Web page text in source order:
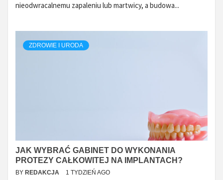
nieodwracalnemu zapaleniu lub martwicy, a budowa...
ZDROWIE I URODA
JAK WYBRAĆ GABINET DO WYKONANIA
PROTEZY CAŁKOWITEJ NA IMPLANTACH?
BY REDAKCJA 1 TYDZIEŃ AGO